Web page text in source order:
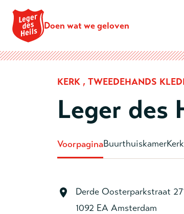
Doen wat we geloven
KERK , TWEEDEHANDS
Leger des
VoorpaginaBuurthuiskamerKerk
Derde Oosterparkstraat
1092 EA Amsterdam